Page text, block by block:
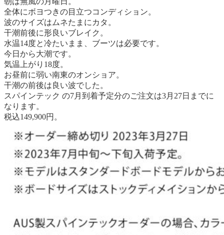
全体にボヨつきの目立つコンディション。
波のサイズはムネたまにカタ。
干潮前後に形良いブレイク。
水温14度と冷たいまま、ブーツは必要です。
今日から大潮です。
気温上がり18度。
お昼前に弱い南東のオンショア。
干潮の前後は良い波でした。
スパインテック の7月到着予定分のご注文は3月27日までに
なります。
税込149,900円。